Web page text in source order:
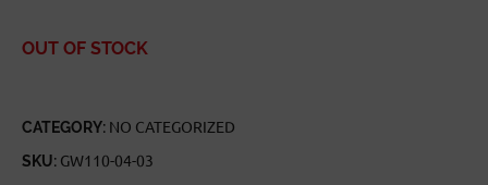
OUT OF STOCK
CATEGORY: NO CATEGORIZED
SKU: GW110-04-03